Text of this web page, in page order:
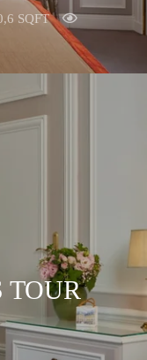
SQFT
TOUR